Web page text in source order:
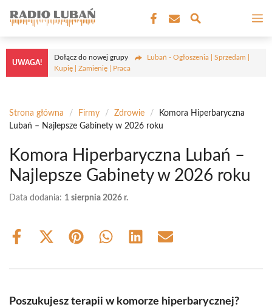
treści
UWAGA!
Dołącz do nowej grupy
Lubań - Ogłoszenia | Sprzedam |
Kupię | Zamienię | Praca
Strona główna / Firmy / Zdrowie /
Komora Hiperbaryczna
Lubań – Najlepsze Gabinety w 2026 roku
Komora Hiperbaryczna Lubań –
Najlepsze Gabinety w 2026 roku
Data dodania: 1 sierpnia 2026 r.
Share
Share
(Twitter)
Share Share Share Share
Poszukujesz terapii w komorze hiperbarycznej?